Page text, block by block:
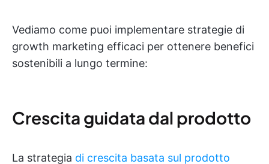
Vediamo come puoi implementare strategie di
growth marketing efficaci per ottenere benefici
sostenibili a lungo termine:
Crescita guidata dal prodotto
La strategia di crescita basata sul prodotto